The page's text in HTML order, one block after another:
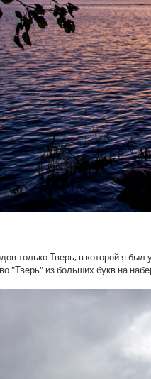
только Тверь, в которой я
"Тверь" из больших букв на